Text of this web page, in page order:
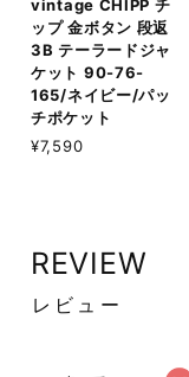
vintage CHIPP チ
ップ 金ボタン 段返
3B テーラードジャ
ケット 90-76-
165/ネイビー/パッ
チポケット
¥7,590
REVIEW
レビュー